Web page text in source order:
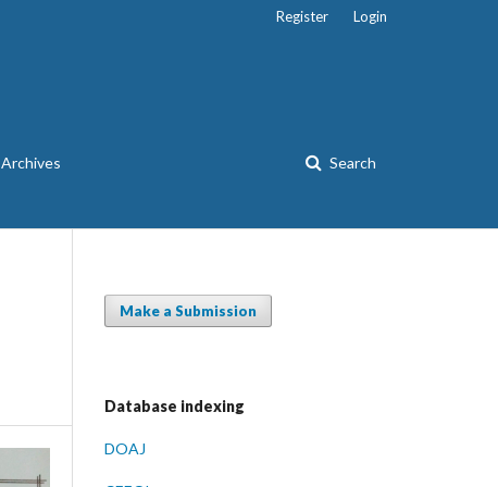
Archives Search
Register Login
Make a Submission
Database indexing
DOAJ